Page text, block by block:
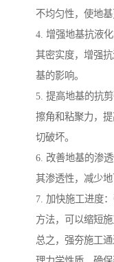
不均匀性，使地
4. 增强地基抗液
其密实度，增强
基的影响。
5. 提高地基的抗
擦角和粘聚力，
切破坏。
6. 改善地基的渗
其渗透性，减少地
7. 加快施工进度
方法，可以缩短
总之，强夯施工